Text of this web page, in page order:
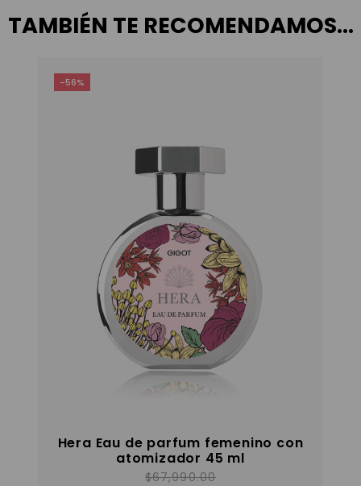
TAMBIÉN TE RECOMENDAMOS…
-56%
Hera Eau de parfum femenino con
atomizador 45 ml
$67,990.00